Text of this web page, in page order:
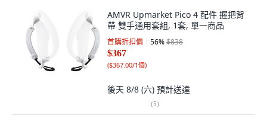
AMVR Upmarket Pico 4 配件 握把背
帶 雙手通用套組, 1套, 單一商品
首購折扣價 56%$838
$367
($367.00/1個)
後天 8/8 (六) 預計送達
(5)